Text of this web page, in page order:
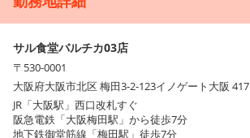
サル食堂バルチカ03店
〒530-0001
大阪府大阪市北区 梅田3-2-123イノゲート大阪 417
JR「大阪駅」西口改札すぐ
阪急電鉄「大阪梅田駅」から徒歩7分
地下鉄御堂筋線「梅田駅」徒歩7分